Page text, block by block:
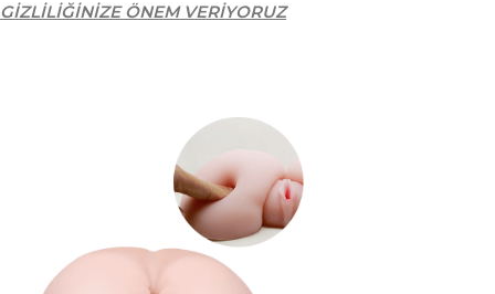
GİZLİLİĞİNİZE ÖNEM VERİYORUZ